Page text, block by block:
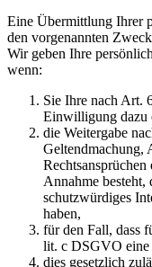
Eine Übermittlung Ihrer
den vorgenannten
Wir geben Ihre
wenn:
Sie Ihre nach Art.
Einwilligung dazu
die Weitergabe
Geltendmachung,
Annahme besteht,
schutzwürdiges
haben,
für den Fall, dass
lit. c DSGVO eine
dies gesetzlich